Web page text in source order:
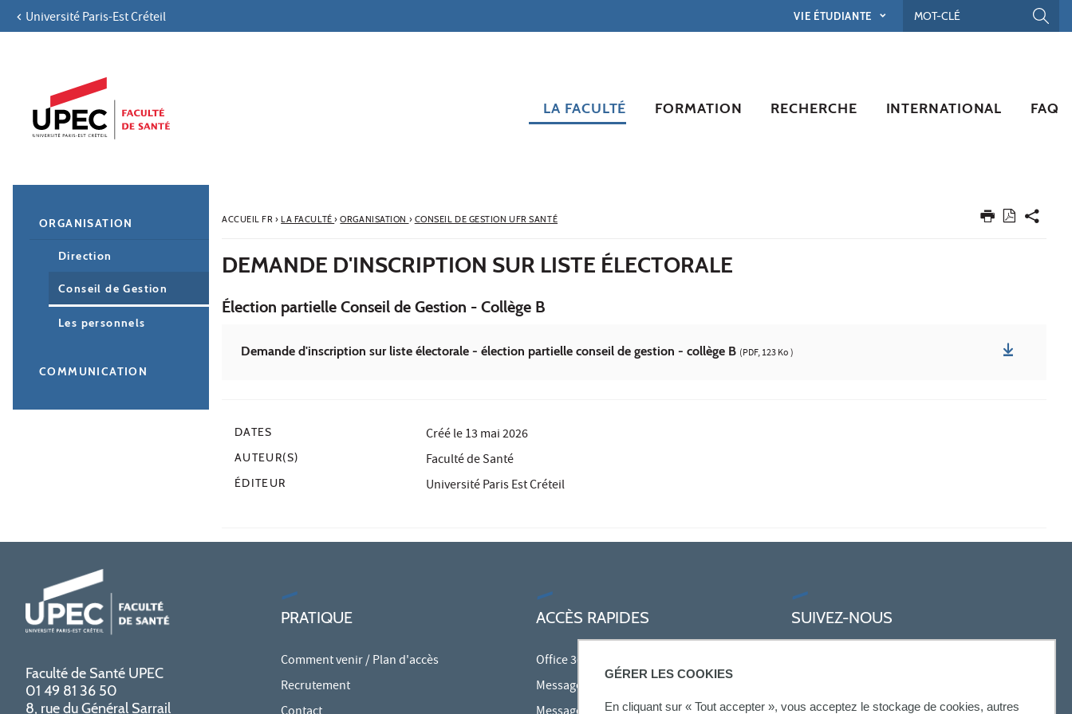
GÉRER LES COOKIES
En cliquant sur « Tout accepter », vous acceptez le stockage de cookies, autres
Aller au contenu
Navigation secondaire
Université Paris-Est Créteil VIE ÉTUDIANTE
LA FACULTÉ FORMATION RECHERCHE INTERNATIONAL FAQ
ACCUEIL FR› LA FACULTÉ› ORGANISATION › CONSEIL DE GESTION UFR SANTÉ
DEMANDE D'INSCRIPTION SUR LISTE ÉLECTORALE
Élection partielle Conseil de Gestion - Collège B
Demande d'inscription sur liste électorale - élection partielle conseil de gestion - collège B (PDF, 123 Ko )
DATES Créé le13 mai 2026
AUTEUR(S) Faculté de Santé
ÉDITEUR Université Paris Est Créteil
ORGANISATION
Direction
Conseil de Gestion
Les personnels
COMMUNICATION
Faculté de Santé UPEC
01 49 81 36 50
8, rue du Général Sarrail
PRATIQUE
Comment venir / Plan d'accès
Recrutement
ACCÈS RAPIDES
Office 365
Messagerie des personnels
SUIVEZ-NOUS